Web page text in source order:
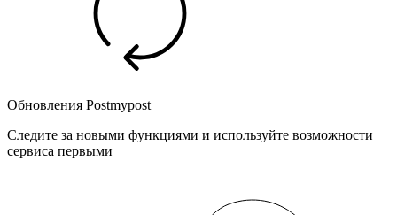
Обновления Postmypost
Следите за новыми функциями и используйте возможности
сервиса первыми